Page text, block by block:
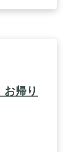
お帰り